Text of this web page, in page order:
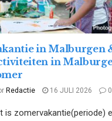
in Malburgen
in
Redactie 16 JULI 2026 0
is zomervakantie(periode)